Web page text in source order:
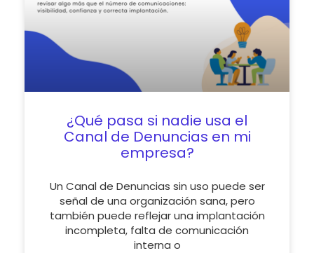
¿Qué pasa si nadie usa el
Canal de Denuncias en mi
empresa?
Un Canal de Denuncias sin uso puede ser
señal de una organización sana, pero
también puede reflejar una implantación
incompleta, falta de comunicación
interna o